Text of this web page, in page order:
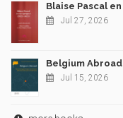
Blaise Pascal
Jul 27, 2026
Belgium Abroad
Jul 15, 2026